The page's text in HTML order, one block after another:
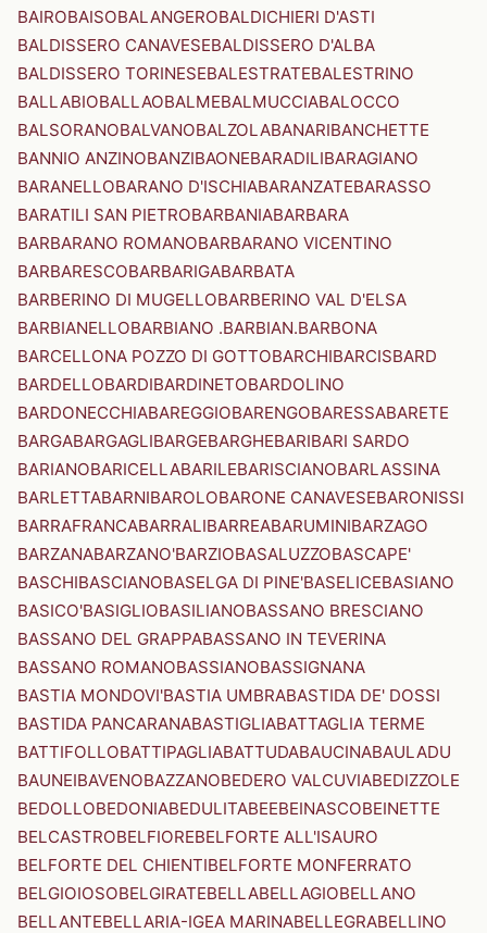
BAIROBAISOBALANGEROBALDICHIERI D'ASTI
BALDISSERO CANAVESEBALDISSERO D'ALBA
BALDISSERO TORINESEBALESTRATEBALESTRINO
BALLABIOBALLAOBALMEBALMUCCIABALOCCO
BALSORANOBALVANOBALZOLABANARIBANCHETTE
BANNIO ANZINOBANZIBAONEBARADILIBARAGIANO
BARANELLOBARANO D'ISCHIABARANZATEBARASSO
BARATILI SAN PIETROBARBANIABARBARA
BARBARANO ROMANOBARBARANO VICENTINO
BARBARESCOBARBARIGABARBATA
BARBERINO DI MUGELLOBARBERINO VAL D'ELSA
BARBIANELLOBARBIANO .BARBIAN.BARBONA
BARCELLONA POZZO DI GOTTOBARCHIBARCISBARD
BARDELLOBARDIBARDINETOBARDOLINO
BARDONECCHIABAREGGIOBARENGOBARESSABARETE
BARGABARGAGLIBARGEBARGHEBARIBARI SARDO
BARIANOBARICELLABARILEBARISCIANOBARLASSINA
BARLETTABARNIBAROLOBARONE CANAVESEBARONISSI
BARRAFRANCABARRALIBARREABARUMINIBARZAGO
BARZANABARZANO'BARZIOBASALUZZOBASCAPE'
BASCHIBASCIANOBASELGA DI PINE'BASELICEBASIANO
BASICO'BASIGLIOBASILIANOBASSANO BRESCIANO
BASSANO DEL GRAPPABASSANO IN TEVERINA
BASSANO ROMANOBASSIANOBASSIGNANA
BASTIA MONDOVI'BASTIA UMBRABASTIDA DE' DOSSI
BASTIDA PANCARANABASTIGLIABATTAGLIA TERME
BATTIFOLLOBATTIPAGLIABATTUDABAUCINABAULADU
BAUNEIBAVENOBAZZANOBEDERO VALCUVIABEDIZZOLE
BEDOLLOBEDONIABEDULITABEEBEINASCOBEINETTE
BELCASTROBELFIOREBELFORTE ALL'ISAURO
BELFORTE DEL CHIENTIBELFORTE MONFERRATO
BELGIOIOSOBELGIRATEBELLABELLAGIOBELLANO
BELLANTEBELLARIA-IGEA MARINABELLEGRABELLINO